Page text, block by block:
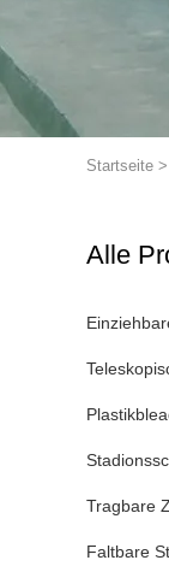
Startseite >
Alle
Faltbare